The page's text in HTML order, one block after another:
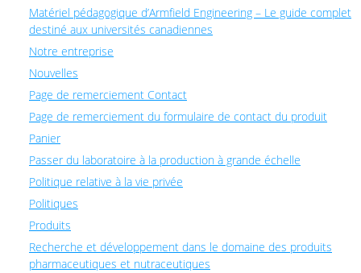
Matériel pédagogique d’Armfield Engineering – Le guide complet
destiné aux universités canadiennes
Notre entreprise
Nouvelles
Page de remerciement Contact
Page de remerciement du formulaire de contact du produit
Panier
Passer du laboratoire à la production à grande échelle
Politique relative à la vie privée
Politiques
Produits
Recherche et développement dans le domaine des produits
pharmaceutiques et nutraceutiques